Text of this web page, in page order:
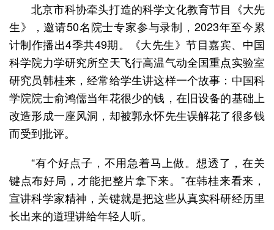
北京市科协牵头打造的科学文化教育节目《大先
生》，邀请50名院士专家参与录制，2023年至今累
计制作播出4季共49期。《大先生》节目嘉宾、中国
科学院力学研究所空天飞行高温气动全国重点实验室
研究员韩桂来，经常给学生讲这样一个故事：中国科
学院院士俞鸿儒当年花很少的钱，在旧设备的基础上
改造形成一座风洞，却被郭永怀先生误解花了很多钱
而受到批评。
“有个好点子，不用急着马上做。想透了，在关
键点布好局，才能把整片拿下来。”在韩桂来看来，
宣讲科学家精神，关键就是把这些从真实科研经历里
长出来的道理讲给年轻人听。